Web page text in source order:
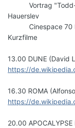
Vortrag "Todd-
Hauerslev
Cinespace 70
Kurzfilme
13.00 DUNE (David
https://
16.30 ROMA
https://
20.00